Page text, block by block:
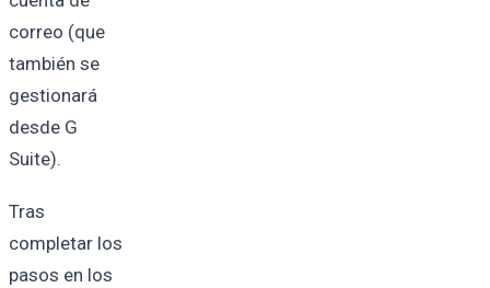
correo (que
también se
gestionará
desde G
Suite).
Tras
completar los
pasos en los